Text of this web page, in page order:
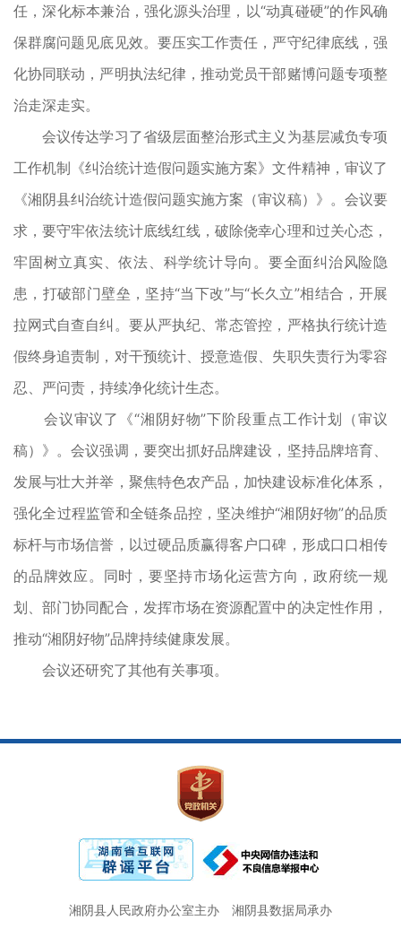
任，深化标本兼治，强化源头治理，以“动真碰硬”的作风确
保群腐问题见底见效。要压实工作责任，严守纪律底线，强
化协同联动，严明执法纪律，推动党员干部赌博问题专项整
治走深走实。
会议传达学习了省级层面整治形式主义为基层减负专项
工作机制《纠治统计造假问题实施方案》文件精神，审议了
《湘阴县纠治统计造假问题实施方案（审议稿）》。会议要
求，要守牢依法统计底线红线，破除侥幸心理和过关心态，
牢固树立真实、依法、科学统计导向。要全面纠治风险隐
患，打破部门壁垒，坚持“当下改”与“长久立”相结合，开展
拉网式自查自纠。要从严执纪、常态管控，严格执行统计造
假终身追责制，对干预统计、授意造假、失职失责行为零容
忍、严问责，持续净化统计生态。
会议审议了《“湘阴好物”下阶段重点工作计划（审议
稿）》。会议强调，要突出抓好品牌建设，坚持品牌培育、
发展与壮大并举，聚焦特色农产品，加快建设标准化体系，
强化全过程监管和全链条品控，坚决维护“湘阴好物”的品质
标杆与市场信誉，以过硬品质赢得客户口碑，形成口口相传
的品牌效应。同时，要坚持市场化运营方向，政府统一规
划、部门协同配合，发挥市场在资源配置中的决定性作用，
推动“湘阴好物”品牌持续健康发展。
会议还研究了其他有关事项。
湘阴县人民政府办公室主办
湘阴县数据局承办